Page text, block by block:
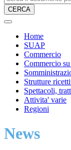
CERCA
Home
SUAP
Commercio
Commercio
Strutture
Spettacoli,
Attivita' varie
Regioni
News